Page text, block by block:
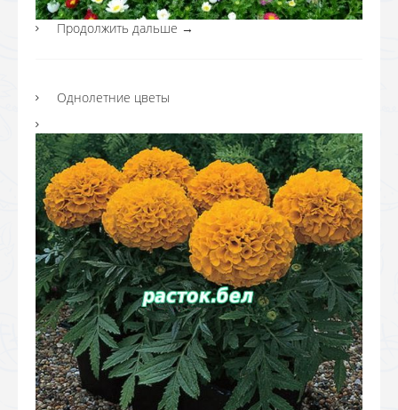
Продолжить дальше →
Однолетние цветы